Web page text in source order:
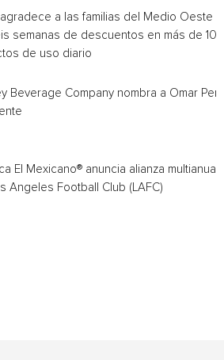
a las familias del Medio Oeste
semanas de descuentos en más de
de uso diario
Beverage Company nombra a Omar
El Mexicano® anuncia alianza multianual
Angeles Football Club (LAFC)